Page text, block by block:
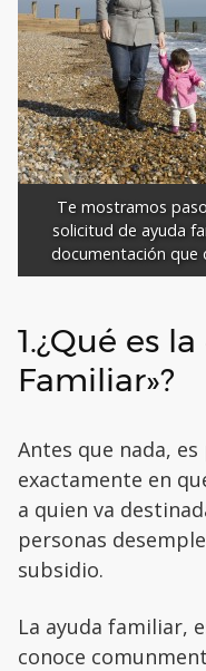
Te mostramos
solicitud de ayuda
documentación que
1.¿Qué es
Familiar»?
Antes que nada,
exactamente en
a quien va
personas
subsidio.
La ayuda familiar,
conoce